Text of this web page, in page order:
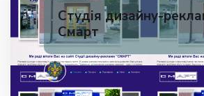
Студія дизайну-
Смарт